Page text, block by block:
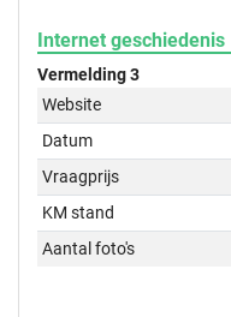
Internet geschiedenis
Vermelding 3
Website
Datum
Vraagprijs
KM stand
Aantal foto's